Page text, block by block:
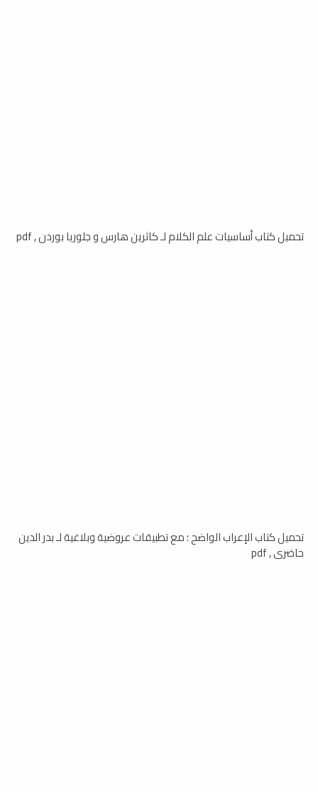
تحميل كتاب أساسيات علم الكلام لـ كاثرين هارس و جلوريا بوردن , pdf
تحميل كتاب الإعراب الواضح ؛ مع تطبيقات عروضية وبلاغية لـ بدر الدين
حاضري , pdf